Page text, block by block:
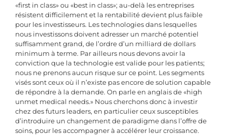
«first in class» ou «best in class»; au-delà les entreprises
résistent difficilement et la rentabilité devient plus faible
pour les investisseurs. Les technologies dans lesquelles
nous investissons doivent adresser un marché potentiel
suffisamment grand, de l’ordre d’un milliard de dollars
minimum à terme. Par ailleurs nous devons avoir la
conviction que la technologie est valide pour les patients;
nous ne prenons aucun risque sur ce point. Les segments
visés sont ceux où il n’existe pas encore de solution capable
de répondre à la demande. On parle en anglais de «high
unmet medical needs.» Nous cherchons donc à investir
chez des futurs leaders, en particulier ceux susceptibles
d’introduire un changement de paradigme dans l’offre de
soins, pour les accompagner à accélérer leur croissance.